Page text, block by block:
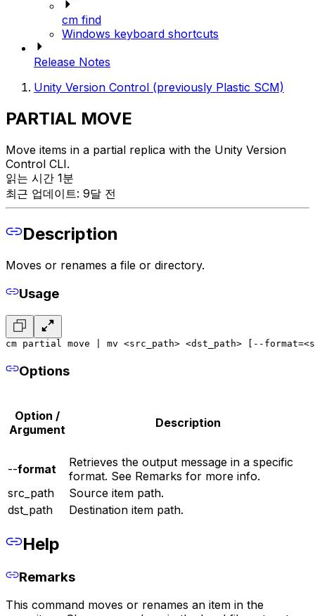
cm find
Windows keyboard shortcuts
Release Notes
Unity Version Control (previously Plastic SCM)
PARTIAL MOVE
Move items in a partial replica with the Unity Version
Control CLI.
읽는 시간 1분
최근 업데이트: 9달 전
Description
Moves or renames a file or directory.
Usage
cm partial move | mv <src_path> <dst_path> [--
Options
Option /
Argument
Description
--format
Retrieves the output message in a specific
format. See Remarks for more info.
src_path
Source item path.
dst_path
Destination item path.
Help
Remarks
This command moves or renames an item in the